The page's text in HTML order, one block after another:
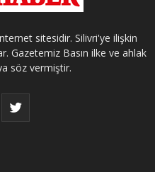
sitesidir. Silivri'ye ilişkin
Gazetemiz Basın ilke ve ahlak
söz vermiştir.